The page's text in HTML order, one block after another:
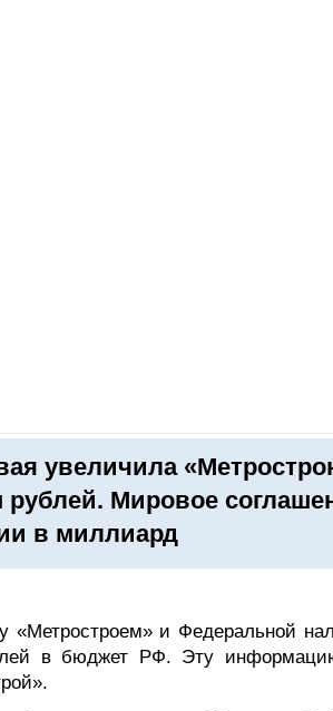
увеличила
рублей. Мировое
в миллиард
и Федеральной
в бюджет РФ. Эту